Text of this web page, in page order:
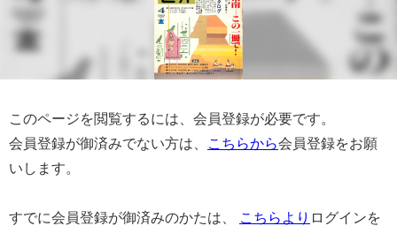
このページを閲覧するには、会員登録が必要です。
会員登録が御済みでない方は、
こちらから会員登録をお願
いします。
すでに会員登録が御済みのかたは、 こちらより ログインを